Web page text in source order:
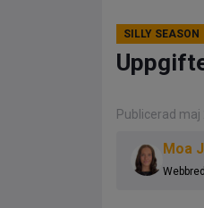
SILLY SEASON
Publicerad maj
Moa